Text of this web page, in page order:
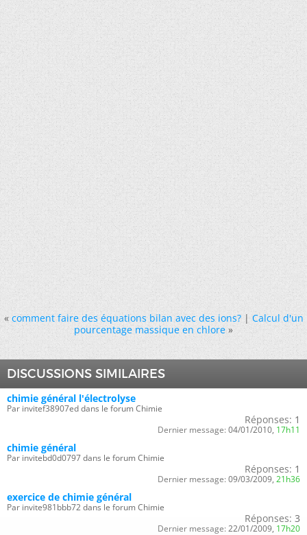
« comment faire des équations bilan avec des ions?|Calcul d'un
pourcentage massique en chlore »
DISCUSSIONS SIMILAIRES
chimie général l'électrolyse
Par invitef38907ed dans le forum Chimie
Réponses: 1
Dernier message: 04/01/2010, 17h11
chimie général
Par invitebd0d0797 dans le forum Chimie
Réponses: 1
Dernier message: 09/03/2009, 21h36
exercice de chimie général
Par invite981bbb72 dans le forum Chimie
Réponses: 3
Dernier message: 22/01/2009, 17h20